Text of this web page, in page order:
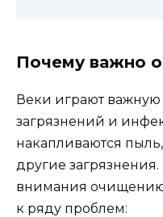
Почему важно
Веки играют важную
загрязнений и
накапливаются
другие
внимания очищению
к ряду проблем: